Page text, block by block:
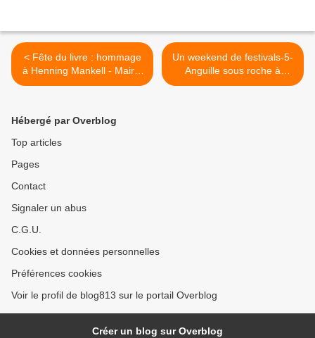
< Fête du livre : hommage
à Henning Mankell - Mairie
d'Aix-en-Provence
Un weekend de festivals-5-
Anguille sous roche à
Saillans-avec 813- 9-11/10
Hébergé par Overblog
Top articles
Pages
Contact
Signaler un abus
C.G.U.
Cookies et données personnelles
Préférences cookies
Voir le profil de blog813 sur le portail Overblog
Créer un blog sur Overblog